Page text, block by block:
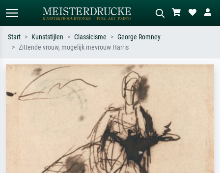
Zoek op kunstenaar, titel of stijl – bijv.
Monet, Sterrennacht, impressionisme,
Hokusai-golf, naakt.
Beschrijf de scène – bijv. groene
weide, abstract met veel rood, donker
olieverfschilderij, staand naakt naast
Start Kunststijlen Classicisme
George Romney
Zittende vrouw, mogelijk mevrouw Harris